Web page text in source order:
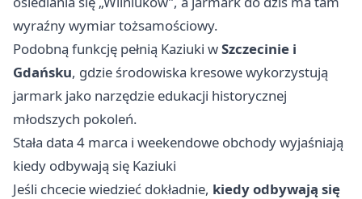
wyraźny wymiar tożsamościowy.
Podobną funkcję pełnią Kaziuki wSzczecinie i
Gdańsku, gdzie środowiska kresowe wykorzystują
jarmark jako narzędzie edukacji historycznej
młodszych pokoleń.
Stała data 4 marca i weekendowe obchody wyjaśniają
kiedy odbywają się Kaziuki
Jeśli chcecie wiedzieć dokładnie, kiedy odbywają się